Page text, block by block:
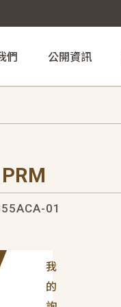
們 公開資訊
01
我
的